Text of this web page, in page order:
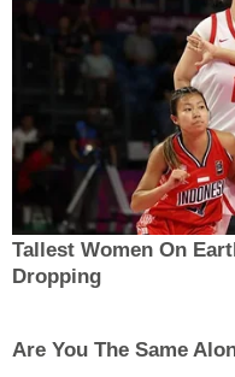
Tallest Women On
Dropping
Are You The Same